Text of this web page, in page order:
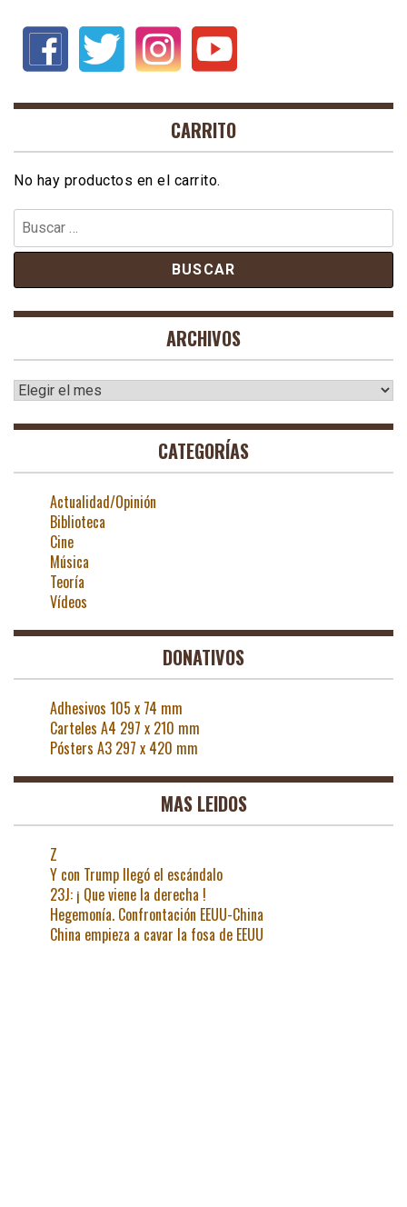
CARRITO
No hay productos en el carrito.
Buscar:
ARCHIVOS
Archivos
CATEGORÍAS
Actualidad/Opinión
Biblioteca
Cine
Música
Teoría
Vídeos
DONATIVOS
Adhesivos 105 x 74 mm
Carteles A4 297 x 210 mm
Pósters A3 297 x 420 mm
MAS LEIDOS
Z
Y con Trump llegó el escándalo
23J: ¡ Que viene la derecha !
Hegemonía. Confrontación EEUU-China
China empieza a cavar la fosa de EEUU